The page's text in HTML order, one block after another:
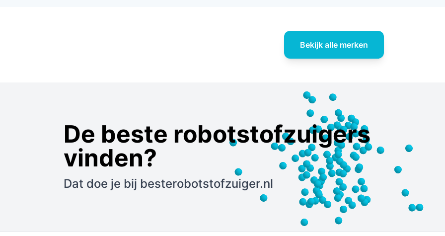
Bekijk alle merken
De beste robotstofzuigers
vinden?
Dat doe je bij besterobotstofzuiger.nl